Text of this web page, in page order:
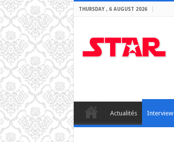
THURSDAY , 6 AUGUST 2026
Actualités Interview